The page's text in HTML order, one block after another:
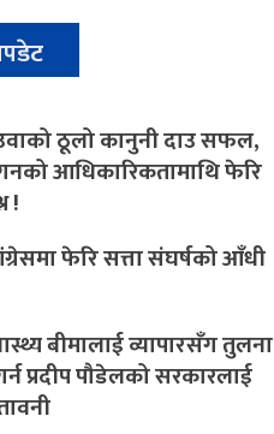
ठूलो कानुनी दाउ सफल,
आधिकारिकतामाथि फेरि
!
फेरि सत्ता संघर्षको आँधी
बीमालाई व्यापारसँग तुलना
प्रदीप पौडेलको सरकारलाई